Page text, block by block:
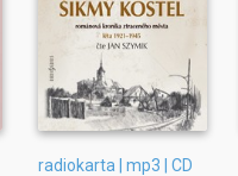
radiokarta | mp3 | CD